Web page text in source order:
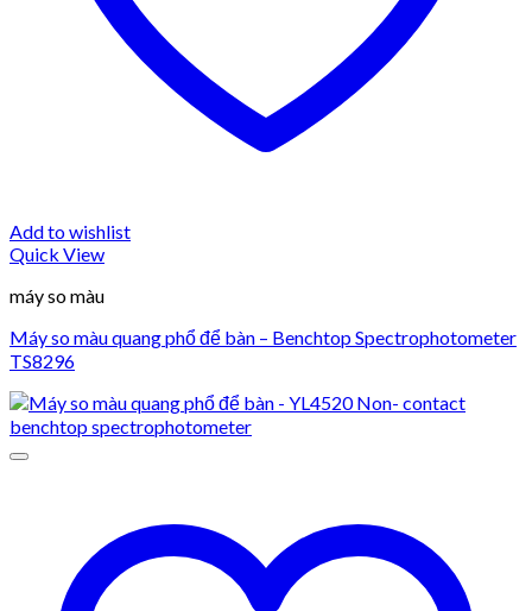
Add to wishlist
Quick View
máy so màu
Máy so màu quang phổ để bàn – Benchtop Spectrophotometer
TS8296